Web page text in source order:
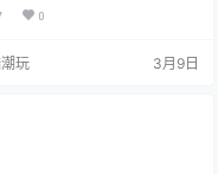
0
玩 3月9日